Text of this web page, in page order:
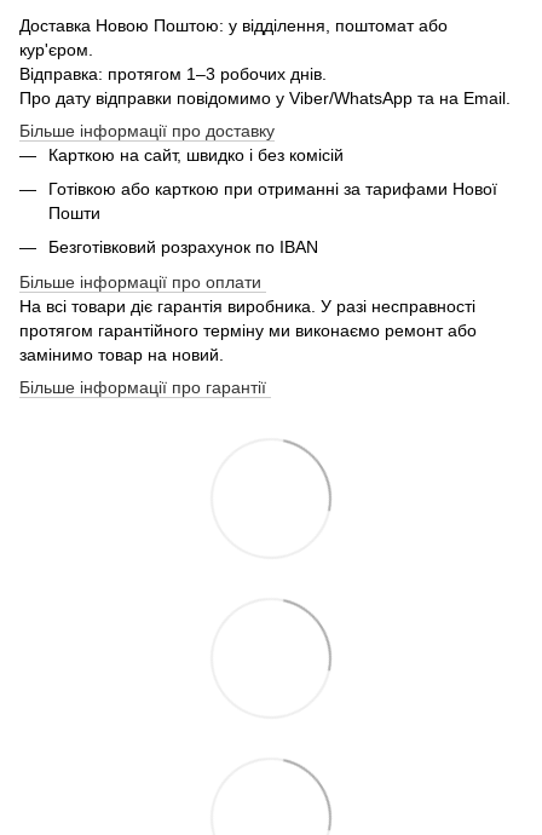
Доставка Новою Поштою: у відділення, поштомат або
кур'єром.
Відправка: протягом 1–3 робочих днів.
Про дату відправки повідомимо у Viber/WhatsApp та на Email.
Більше інформації про доставку
Карткою на сайт, швидко і без комісій
Готівкою або карткою при отриманні за тарифами Нової
Пошти
Безготівковий розрахунок по IBAN
Більше інформації про оплати
На всі товари діє гарантія виробника. У разі несправності
протягом гарантійного терміну ми виконаємо ремонт або
замінимо товар на новий.
Більше інформації про гарантії